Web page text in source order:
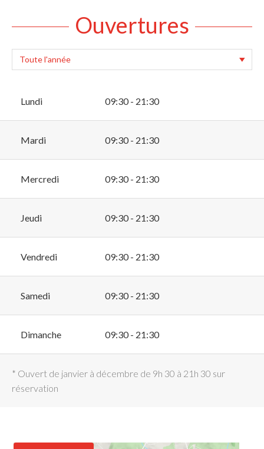
Ouvertures
Lundi 09:30 - 21:30
Mardi 09:30 - 21:30
Mercredi 09:30 - 21:30
Jeudi 09:30 - 21:30
Vendredi 09:30 - 21:30
Samedi 09:30 - 21:30
Dimanche 09:30 - 21:30
* Ouvert de janvier à décembre de 9h 30 à 21h 30 sur
réservation